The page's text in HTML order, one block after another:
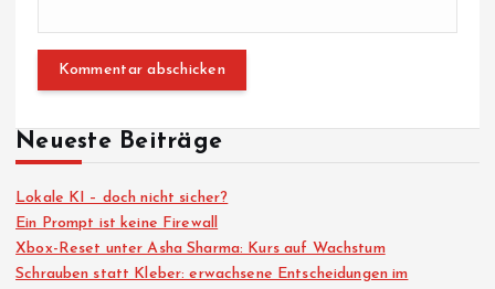
Neueste Beiträge
Lokale KI – doch nicht sicher?
Ein Prompt ist keine Firewall
Xbox-Reset unter Asha Sharma: Kurs auf Wachstum
Schrauben statt Kleber: erwachsene Entscheidungen im